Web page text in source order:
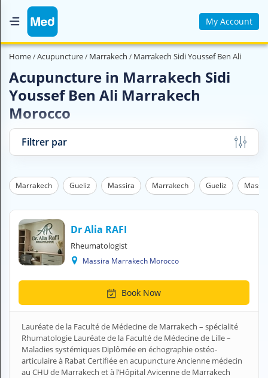
My Account
Home
Medical Magazine
Videos
Contact us
V
O
U
S
?
Health professional
Pharmacy
Home Acupuncture Marrakech Marrakech Sidi Youssef Ben Ali
Acupuncture in Marrakech Sidi
Youssef Ben Ali Marrakech
Morocco
Filtrer par
Marrakech Gueliz Massira Marrakech Gueliz
Dr Alia RAFI
Rheumatologist
Massira Marrakech Morocco
Book Now
Lauréate de la Faculté de Médecine de Marrakech – spécialité
Rhumatologie Lauréate de la Faculté de Médecine de Lille –
Maladies systémiques Diplômée en échographie ostéo-
articulaire à Rabat Certifiée en acupuncture Ancienne médecin
au CHU de Marrakech et à l’Hôpital Avicenne de Marrakech